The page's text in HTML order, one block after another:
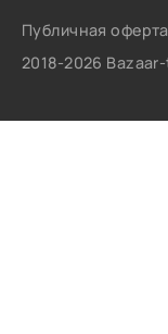
Публичная
2018-2026